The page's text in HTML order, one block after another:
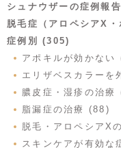
シュナウザーの症例報
脱毛症（アロペシアX
症例別 (305)
アポキルが効かない
エリザベスカラーを
膿皮症・湿疹の治療
脂漏症の治療 (88)
脱毛・アロペシアX
スキンケアが有効な